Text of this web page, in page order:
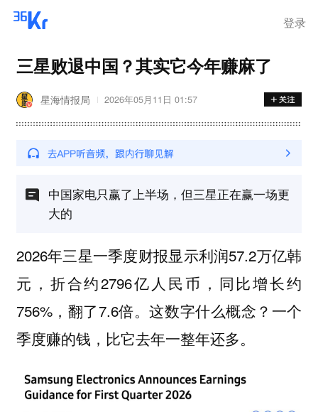
登录
三星败退中国？其实它今年赚麻了
星海情报局 2026年05月11日 01:57
中国家电只赢了上半场，但三星正在赢一场更
大的
2026年三星一季度财报显示利润57.2万亿韩
元，折合约2796亿人民币，同比增长约
756%，翻了7.6倍。这数字什么概念？一个
季度赚的钱，比它去年一整年还多。